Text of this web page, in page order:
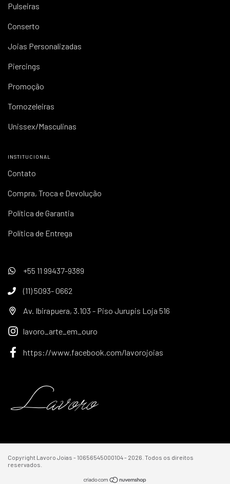
Pulseiras
Conserto
Joias Personalizadas
Piercings
Promoção
Tornozeleiras
Unissex/Masculinas
INSTITUCIONAL
Contato
Compra, Troca e Devolução
Política de Garantia
Política de Entrega
+55 11 99437-9389
(11) 5093- 0662
Av. Ibirapuera, 3.103 - Piso Jurupis Loja 516
lavoro_arte_em_ouro
https://www.facebook.com/lavorojoias
Copyright Lavoro Joias - 10656545000104 - 2026. Todos os direitos
reservados.